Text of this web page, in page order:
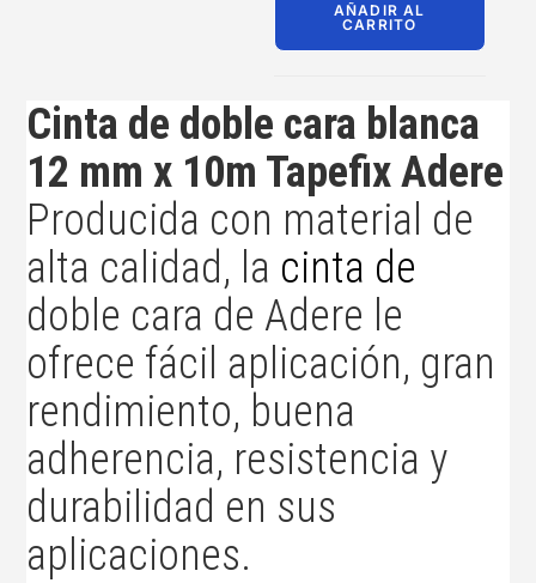
AÑADIR AL
CARRITO
Cinta de doble cara blanca
12 mm x 10m TapefixAdere
Producida con material de
alta calidad, la cinta de
doble cara de Adere le
ofrece fácil aplicación, gran
rendimiento, buena
adherencia, resistencia y
durabilidad en sus
aplicaciones.